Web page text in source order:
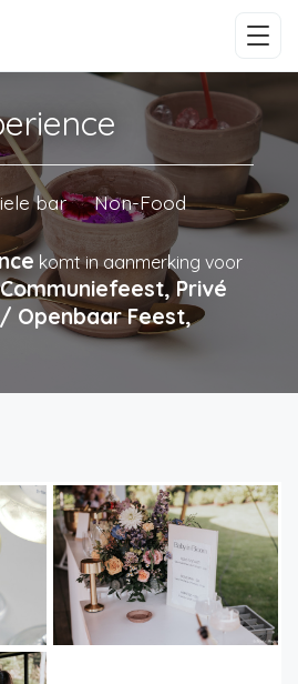
bar Non-Food
komt in aanmerking voor
Privé
Openbaar Feest,